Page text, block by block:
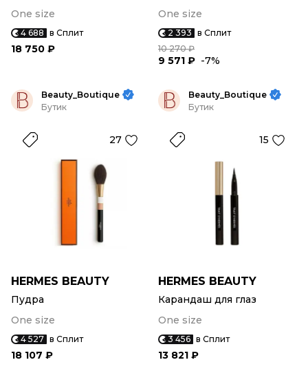
One size
4 688 в Сплит
18 750 ₽
One size
2 393 в Сплит
10 270 ₽
9 571 ₽ -7%
Beauty_Boutique
Бутик
27
HERMES BEAUTY
Пудра
One size
4 527 в Сплит
18 107 ₽
Beauty_Boutique
Бутик
15
HERMES BEAUTY
Карандаш для глаз
One size
3 456 в Сплит
13 821 ₽